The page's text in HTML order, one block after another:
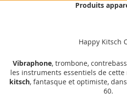
Produits
Happy Kitsch
Vibraphone, trombone,
les instruments essentiels de
kitsch, fantasque et optimiste,
60.